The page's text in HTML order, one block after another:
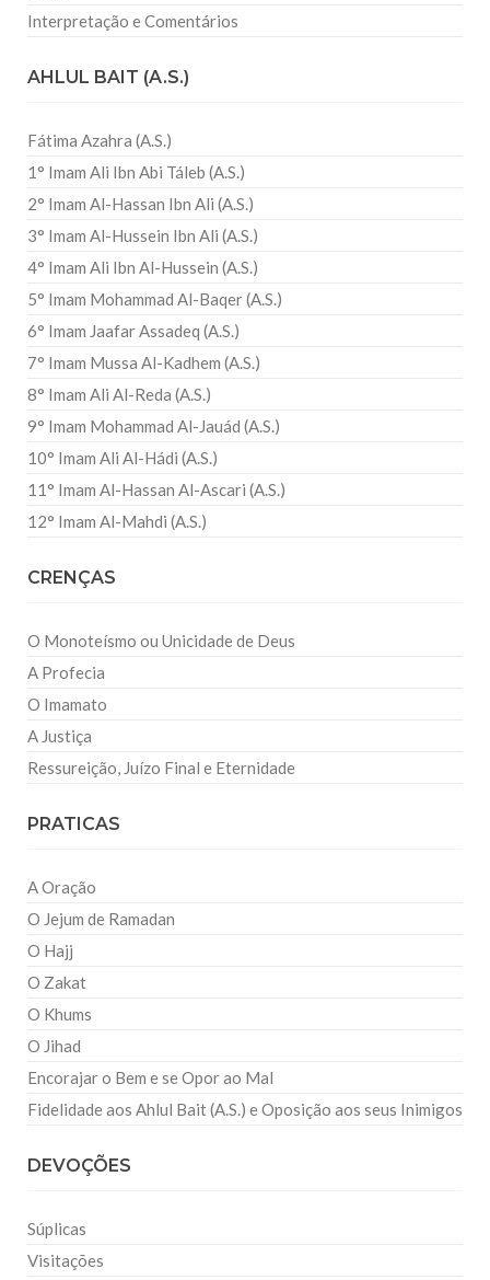
Interpretação e Comentários
AHLUL BAIT (A.S.)
Fátima Azahra (A.S.)
1° Imam Ali Ibn Abi Táleb (A.S.)
2° Imam Al-Hassan Ibn Ali (A.S.)
3° Imam Al-Hussein Ibn Ali (A.S.)
4° Imam Ali Ibn Al-Hussein (A.S.)
5° Imam Mohammad Al-Baqer (A.S.)
6° Imam Jaafar Assadeq (A.S.)
7° Imam Mussa Al-Kadhem (A.S.)
8° Imam Ali Al-Reda (A.S.)
9° Imam Mohammad Al-Jauád (A.S.)
10° Imam Ali Al-Hádi (A.S.)
11° Imam Al-Hassan Al-Ascari (A.S.)
12° Imam Al-Mahdi (A.S.)
CRENÇAS
O Monoteísmo ou Unicidade de Deus
A Profecia
O Imamato
A Justiça
Ressureição, Juízo Final e Eternidade
PRATICAS
A Oração
O Jejum de Ramadan
O Hajj
O Zakat
O Khums
O Jihad
Encorajar o Bem e se Opor ao Mal
Fidelidade aos Ahlul Bait (A.S.) e Oposição aos seus Inimigos
DEVOÇÕES
Súplicas
Visitações